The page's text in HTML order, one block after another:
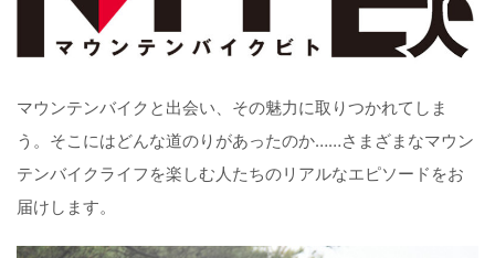
マウンテンバイクと出会い、その魅力に取りつかれてしま
う。そこにはどんな道のりがあったのか……さまざまなマウン
テンバイクライフを楽しむ人たちのリアルなエピソードをお
届けします。